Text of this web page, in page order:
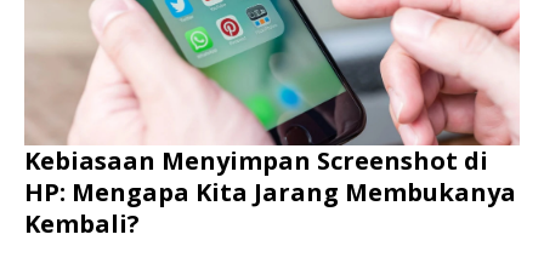
Kebiasaan Menyimpan Screenshot di
HP: Mengapa Kita Jarang Membukanya
Kembali?